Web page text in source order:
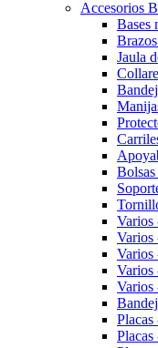
Accesorios
Bases
Jaula